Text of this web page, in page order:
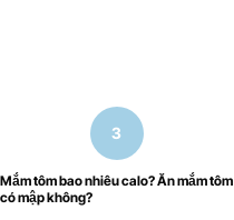
Mắm tôm bao nhiêu calo? Ăn mắm tôm
có mập không?